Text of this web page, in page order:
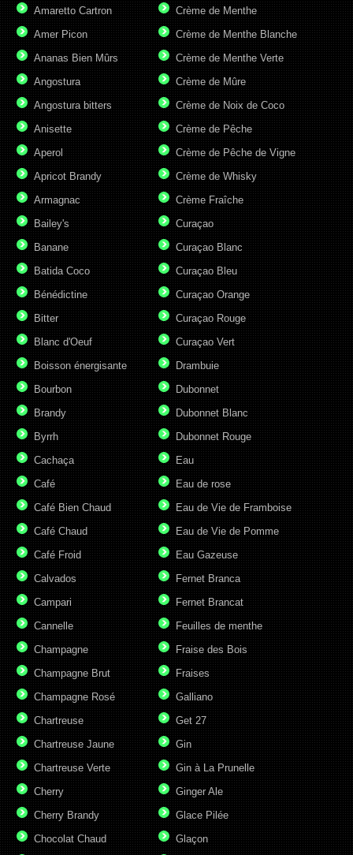
Amaretto Cartron
Amer Picon
Ananas Bien Mûrs
Angostura
Angostura bitters
Anisette
Aperol
Apricot Brandy
Armagnac
Bailey's
Banane
Batida Coco
Bénédictine
Bitter
Blanc d'Oeuf
Boisson énergisante
Bourbon
Brandy
Byrrh
Cachaça
Café
Café Bien Chaud
Café Chaud
Café Froid
Calvados
Campari
Cannelle
Champagne
Champagne Brut
Champagne Rosé
Chartreuse
Chartreuse Jaune
Chartreuse Verte
Cherry
Cherry Brandy
Chocolat Chaud
Crème de Menthe
Crème de Menthe Blanche
Crème de Menthe Verte
Crème de Mûre
Crème de Noix de Coco
Crème de Pêche
Crème de Pêche de Vigne
Crème de Whisky
Crème Fraîche
Curaçao
Curaçao Blanc
Curaçao Bleu
Curaçao Orange
Curaçao Rouge
Curaçao Vert
Drambuie
Dubonnet
Dubonnet Blanc
Dubonnet Rouge
Eau
Eau de rose
Eau de Vie de Framboise
Eau de Vie de Pomme
Eau Gazeuse
Fernet Branca
Fernet Brancat
Feuilles de menthe
Fraise des Bois
Fraises
Galliano
Get 27
Gin
Gin à La Prunelle
Ginger Ale
Glace Pilée
Glaçon